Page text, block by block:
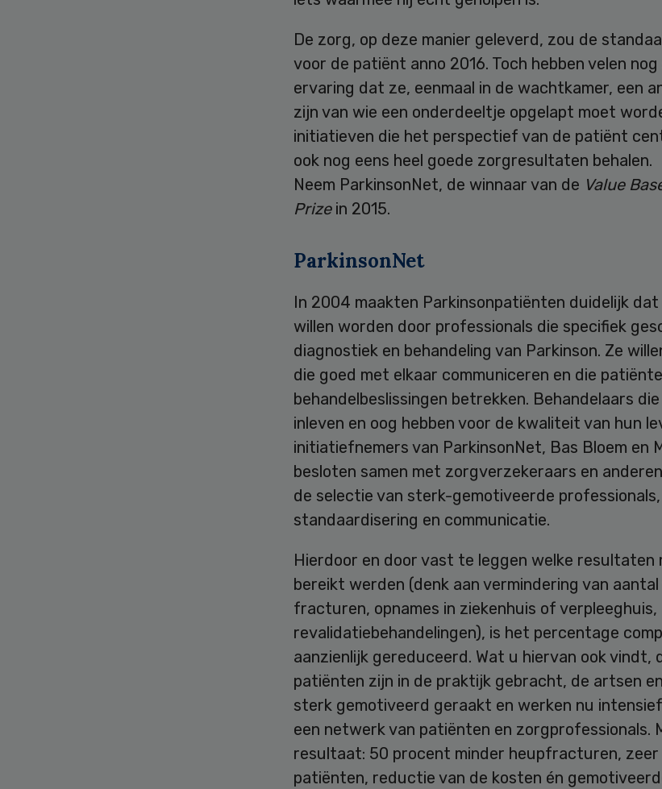
De zorg, op deze manier geleverd, zou de
voor de patiënt anno 2016. Toch hebben velen
ervaring dat ze, eenmaal in de wachtkamer, een
zijn van wie een onderdeeltje opgelapt moet
initiatieven die het perspectief van de patiënt
ook nog eens heel goede zorgresultaten behalen.
Neem ParkinsonNet, de winnaar van de Value
Prizein 2015.
ParkinsonNet
In 2004 maakten Parkinsonpatiënten duidelijk dat
willen worden door professionals die specifiek
diagnostiek en behandeling van Parkinson. Ze
die goed met elkaar communiceren en die
behandelbeslissingen betrekken. Behandelaars
inleven en oog hebben voor de kwaliteit van hun
initiatiefnemers van ParkinsonNet, Bas Bloem en
besloten samen met zorgverzekeraars en
de selectie van sterk-gemotiveerde professionals,
standaardisering en communicatie.
Hierdoor en door vast te leggen welke resultaten
bereikt werden (denk aan vermindering van
fracturen, opnames in ziekenhuis of verpleeghuis,
revalidatiebehandelingen), is het percentage
aanzienlijk gereduceerd. Wat u hiervan ook vindt,
patiënten zijn in de praktijk gebracht, de artsen
sterk gemotiveerd geraakt en werken nu
een netwerk van patiënten en zorgprofessionals.
resultaat: 50 procent minder heupfracturen,
patiënten, reductie van de kosten én